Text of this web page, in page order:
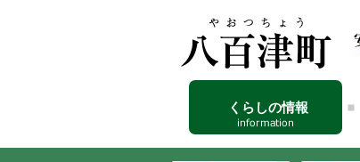
くらしの情報